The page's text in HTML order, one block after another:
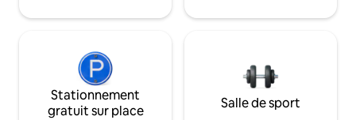
Stationnement
gratuit sur place
Salle de sport